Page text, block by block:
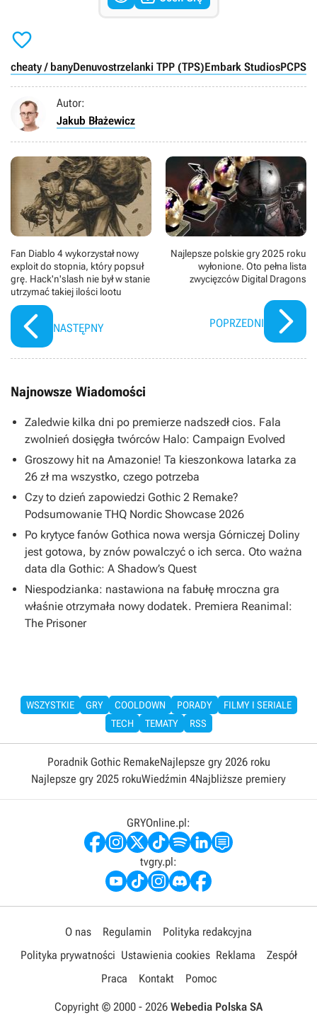

cheaty / banyDenuvostrzelanki TPP (TPS)Embark StudiosPCPS5
Autor:
Jakub Błażewicz
Fan Diablo 4 wykorzystał nowy
exploit do stopnia, który popsuł
grę. Hack'n'slash nie był w stanie
utrzymać takiej ilości lootu
NASTĘPNY
Najlepsze polskie gry 2025 roku
wyłonione. Oto pełna lista
zwycięzców Digital Dragons
POPRZEDNI
Najnowsze Wiadomości
Zaledwie kilka dni po premierze nadszedł cios. Fala
zwolnień dosięgła twórców Halo: Campaign Evolved
Groszowy hit na Amazonie! Ta kieszonkowa latarka za
26 zł ma wszystko, czego potrzeba
Czy to dzień zapowiedzi Gothic 2 Remake?
Podsumowanie THQ Nordic Showcase 2026
Po krytyce fanów Gothica nowa wersja Górniczej Doliny
jest gotowa, by znów powalczyć o ich serca. Oto ważna
data dla Gothic: A Shadow’s Quest
Niespodzianka: nastawiona na fabułę mroczna gra
właśnie otrzymała nowy dodatek. Premiera Reanimal:
The Prisoner
WSZYSTKIE GRY COOLDOWN PORADY
FILMY I SERIALE
TECH
TEMATY RSS
Poradnik Gothic RemakeNajlepsze gry 2026 roku
Najlepsze gry 2025 rokuWiedźmin 4Najbliższe premiery
GRYOnline.pl:
tvgry.pl:
O nas Regulamin
Polityka redakcyjna
Polityka prywatności Ustawienia cookies Reklama
Zespół
Praca
Kontakt Pomoc
Copyright © 2000 - 2026 Webedia Polska SA